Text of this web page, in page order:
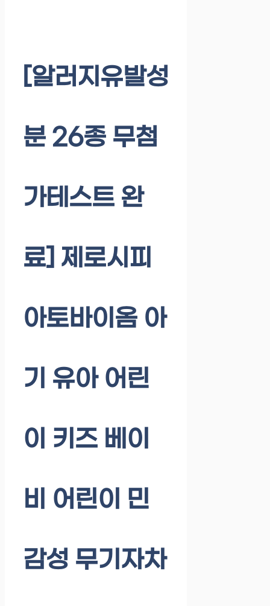
[알러지유발성
분 26종 무첨
가테스트 완
료] 제로시피
아토바이옴 아
기 유아 어린
이 키즈 베이
비 어린이 민
감성 무기자차